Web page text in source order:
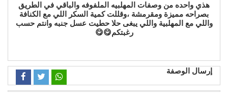
هذي واحده من وصفات المهلبيه الملفوفه والباقي في الطريق
بصراحه مميزة ومقرمشة ،وقللت كمية السكر اللي مع الكنافة
واللي مع المهلبية واللي يبغى حلا حطيت عسل جنبه وانتم حسب
رغبتكم😋😋
إرسال الوصفة